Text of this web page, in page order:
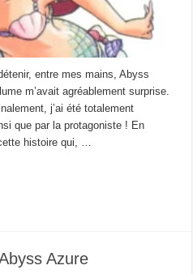
entre mes mains, Abyss
m’avait agréablement surprise.
j’ai été totalement
que par la protagoniste ! En
histoire qui, …
Azure